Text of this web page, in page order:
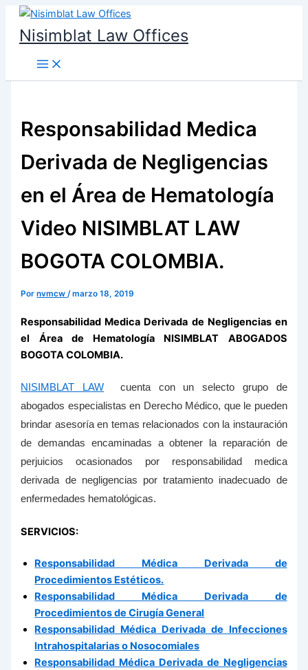
contenido
Nisimblat Law Offices
Responsabilidad Medica
Derivada de Negligencias
en el Área de Hematología
Video NISIMBLAT LAW
BOGOTA COLOMBIA.
Pornvmcw/marzo 18, 2019
Responsabilidad Medica Derivada de Negligencias en
el Área de Hematología NISIMBLAT ABOGADOS
BOGOTA COLOMBIA.
NISIMBLAT LAW cuenta con un selecto grupo de
abogados especialistas en Derecho Médico, que le pueden
brindar asesoría en temas relacionados con la instauración
de demandas encaminadas a obtener la reparación de
perjuicios ocasionados por responsabilidad medica
derivada de negligencias por tratamiento inadecuado de
enfermedades hematológicas.
SERVICIOS:
Responsabilidad Médica Derivada de
Procedimientos Estéticos.
Responsabilidad Médica Derivada de
Procedimientos de Cirugía General
Responsabilidad Médica Derivada de Infecciones
Intrahospitalarias o Nosocomiales
Responsabilidad Médica Derivada de Negligencias